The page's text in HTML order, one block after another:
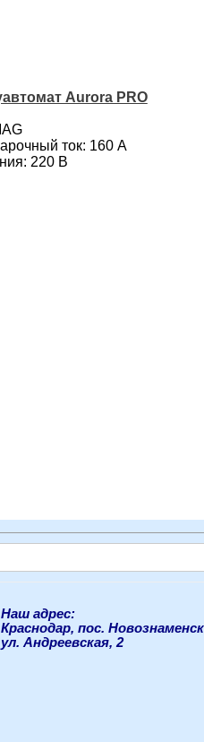
Aurora PRO
ток: 160 А
220 В
Наш адрес:
Краснодар, пос.
ул. Андреевская, 2